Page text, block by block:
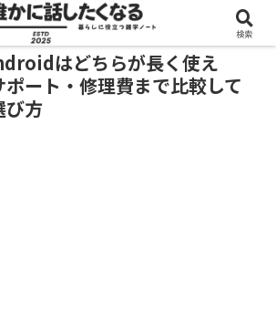
はどちらが長く使え
ート・修理費まで比較して
び方
検索